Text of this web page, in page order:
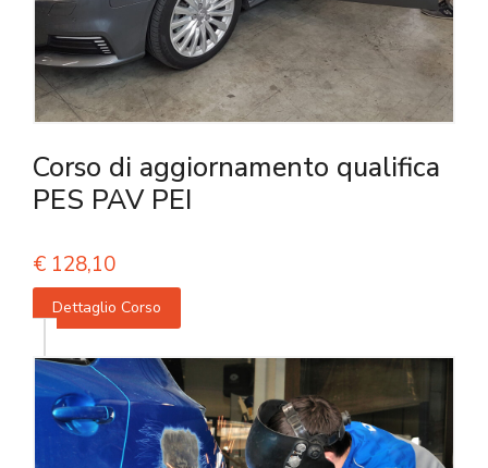
Corso di aggiornamento qualifica
PES PAV PEI
€ 128,10
Dettaglio Corso